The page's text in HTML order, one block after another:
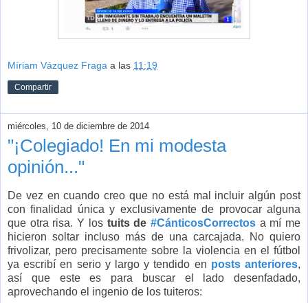
Míriam Vázquez Fraga a las 11:19
Compartir
miércoles, 10 de diciembre de 2014
"¡Colegiado! En mi modesta
opinión..."
De vez en cuando creo que no está mal incluir algún post
con finalidad única y exclusivamente de provocar alguna
que otra risa. Y los tuits de #CánticosCorrectosa mí me
hicieron soltar incluso más de una carcajada. No quiero
frivolizar, pero precisamente sobre la violencia en el fútbol
ya escribí en serio y largo y tendido en posts anteriores,
así que este es para buscar el lado desenfadado,
aprovechando el ingenio de los tuiteros: